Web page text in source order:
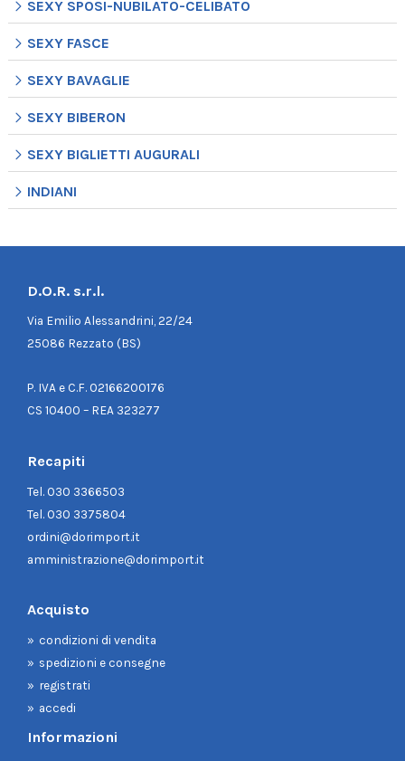
SEXY SPOSI-NUBILATO-CELIBATO
SEXY FASCE
SEXY BAVAGLIE
SEXY BIBERON
SEXY BIGLIETTI AUGURALI
INDIANI
D.O.R. s.r.l.
Via Emilio Alessandrini, 22/24
25086 Rezzato (BS)
P. IVA e C.F. 02166200176
CS 10400 – REA 323277
Recapiti
Tel.030 3366503
Tel.030 3375804
ordini@dorimport.it
amministrazione@dorimport.it
Acquisto
condizioni di vendita
spedizioni e consegne
registrati
accedi
Informazioni